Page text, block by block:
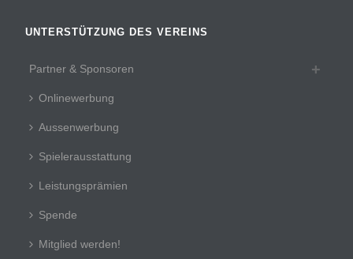
UNTERSTÜTZUNG DES VEREINS
Partner & Sponsoren
Onlinewerbung
Aussenwerbung
Spielerausstattung
Leistungsprämien
Spende
Mitglied werden!